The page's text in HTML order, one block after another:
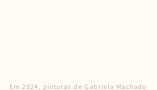
Em 2024, pinturas de Gabriela Machado